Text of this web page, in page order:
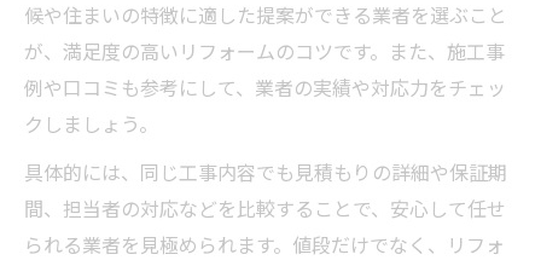
候や住まいの特徴に適した提案ができる業者を選ぶこと
が、満足度の高いリフォームのコツです。また、施工事
例や口コミも参考にして、業者の実績や対応力をチェッ
クしましょう。
具体的には、同じ工事内容でも見積もりの詳細や保証期
間、担当者の対応などを比較することで、安心して任せ
られる業者を見極められます。値段だけでなく、リフォ